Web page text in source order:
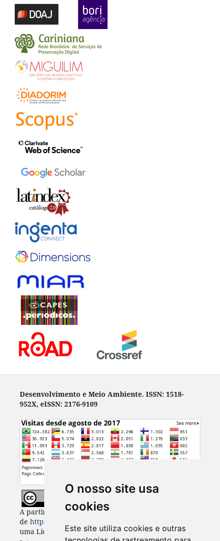
O nosso site usa
cookies
Este site utiliza cookies e outras
Desenvolvimento e Meio Ambiente. ISSN: 1518-
952X, eISSN: 2176-9109
A partir de 2023, Desenvolvimento e Meio Ambiente
de https://revistas.ufpr.br/made
uma Licença
Creative Commons - Atribuição 4.0